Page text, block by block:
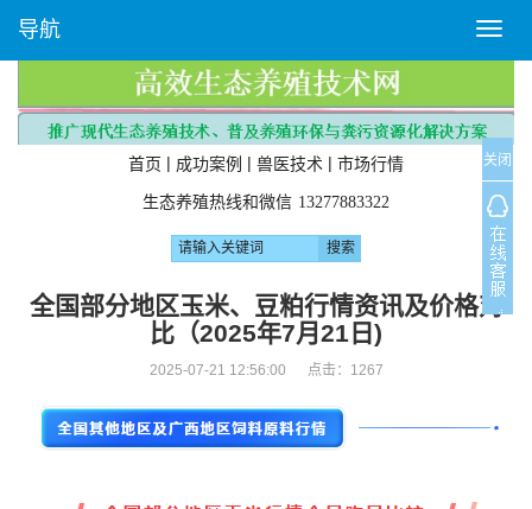
T
o
g
l
e
n
a
v
i
g
a
n
导航
首页 | 成功案例 | 兽医技术 | 市场行情
生态养殖热线和微信 13277883322
全国部分地区玉米、豆粕行情资讯及价格对
比（2025年7月21日)
2025-07-21 12:56:00 点击： 1267
关闭